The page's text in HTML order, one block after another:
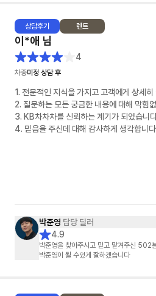
상담후기 렌트
이*애 님
4
차종미정 상담 후
1. 전문적인 지식을 가지고 고객에게 상세
2. 질문하는 모든 궁금한 내용에 대해 막힘
3. KB차차차를 신뢰하는 계기가 되었습니
4. 믿음을 주신데 대해 감사하게 생각합니다
박준영 담당 딜러
4.9
박준영을 찾아주시고 믿고 맡겨주신 502
박준영이 될 수있게 잘하겠습니다